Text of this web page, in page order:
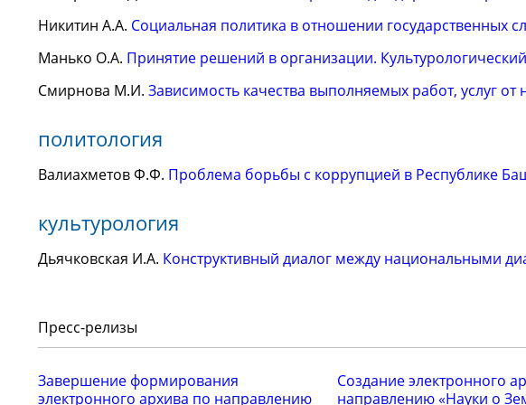
Никитин А.А. Социальная политика в отношении государственных
Манько О.А. Принятие решений в организации.
Смирнова М.И. Зависимость качества выполняемых работ, услуг
политология
Валиахметов Ф.Ф. Проблема борьбы с коррупцией в Республике
культурология
Дьячковская И.А. Конструктивный диалог между национальными
Пресс-релизы
Завершение формирования
электронного архива по направлению
Создание электронного
направлению «Науки о